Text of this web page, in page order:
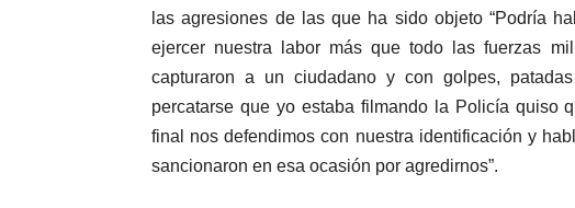
las agresiones de las que ha sido objeto “Podría
ejercer nuestra labor más que todo las fuerzas
capturaron a un ciudadano y con golpes,
percatarse que yo estaba filmando la Policía quiso
final nos defendimos con nuestra identificación y
sancionaron en esa ocasión por agredirnos”.